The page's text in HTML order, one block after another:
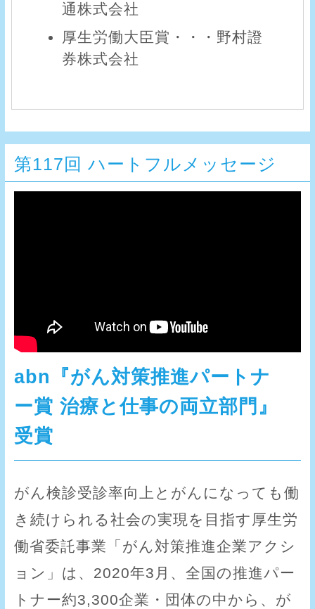
通株式会社
厚生労働大臣賞・・・野村證
券株式会社
第117回 ハートフルメッセージ
abn『がん対策推進パートナ
ー賞 治療と仕事の両立部門』
受賞
がん検診受診率向上とがんになっても働
き続けられる社会の実現を目指す厚生労
働省委託事業「がん対策推進企業アクシ
ョン」は、2020年3月、全国の推進パー
トナー約3,300企業・団体の中から、が